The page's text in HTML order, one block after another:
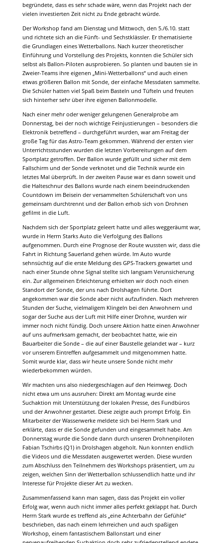
begründete, dass es sehr schade wäre, wenn das Projekt nach der
vielen investierten Zeit nicht zu Ende gebracht würde.
Der Workshop fand am Dienstag und Mittwoch, den 5./6.10. statt
und richtete sich an die Fünft- und Sechstklässler. Er thematisierte
die Grundlagen eines Wetterballons. Nach kurzer theoretischer
Einführung und Vorstellung des Projekts, konnten die Schüler sich
selbst als Ballon-Piloten ausprobieren. So planten und bauten sie in
Zweier-Teams ihre eigenen „Mini-Wetterballons“ und auch einen
etwas größeren Ballon mit Sonde, der einfache Messdaten sammelte.
Die Schüler hatten viel Spaß beim Basteln und Tüfteln und freuten
sich hinterher sehr über ihre eigenen Ballonmodelle.
Nach einer mehr oder weniger gelungenen Generalprobe am
Donnerstag, bei der noch wichtige Feinjustierungen – besonders die
Elektronik betreffend – durchgeführt wurden, war am Freitag der
große Tag für das Astro-Team gekommen. Während der ersten vier
Unterrichtsstunden wurden die letzten Vorbereitungen auf dem
Sportplatz getroffen. Der Ballon wurde gefüllt und sicher mit dem
Fallschirm und der Sonde verknotet und die Technik wurde ein
letztes Mal überprüft. In der zweiten Pause war es dann soweit und
die Halteschnur des Ballons wurde nach einem beeindruckenden
Countdown im Beisein der versammelten Schülerschaft von uns
gemeinsam durchtrennt und der Ballon erhob sich von Drohnen
gefilmt in die Luft.
Nachdem sich der Sportplatz geleert hatte und alles weggeräumt war,
wurde in Herrn Starks Auto die Verfolgung des Ballons
aufgenommen. Durch eine Prognose der Route wussten wir, dass die
Fahrt in Richtung Sauerland gehen würde. Im Auto wurde
sehnsüchtig auf die erste Meldung des GPS-Trackers gewartet und
nach einer Stunde ohne Signal stellte sich langsam Verunsicherung
ein. Zur allgemeinen Erleichterung erhielten wir doch noch einen
Standort der Sonde, der uns nach Drolshagen führte. Dort
angekommen war die Sonde aber nicht aufzufinden. Nach mehreren
Stunden der Suche, vielmaligem Klingeln bei den Anwohnern und
sogar der Suche aus der Luft mit Hilfe einer Drohne, wurden wir
immer noch nicht fündig. Doch unsere Aktion hatte einen Anwohner
auf uns aufmerksam gemacht, der beobachtet hatte, wie ein
Bauarbeiter die Sonde – die auf einer Baustelle gelandet war – kurz
vor unserem Eintreffen aufgesammelt und mitgenommen hatte.
Somit wurde klar, dass wir heute unsere Sonde nicht mehr
wiederbekommen würden.
Wir machten uns also niedergeschlagen auf den Heimweg. Doch
nicht etwa um uns ausruhen: Direkt am Montag wurde eine
Suchaktion mit Unterstützung der lokalen Presse, des Fundbüros
und der Anwohner gestartet. Diese zeigte auch prompt Erfolg. Ein
Mitarbeiter der Wasserwerke meldete sich bei Herrn Stark und
erklärte, dass er die Sonde gefunden und eingesammelt habe. Am
Donnerstag wurde die Sonde dann durch unseren Drohnenpiloten
Fabian Tschirbs (Q1) in Drolshagen abgeholt. Nun konnten endlich
die Videos und die Messdaten ausgewertet werden. Diese wurden
zum Abschluss den Teilnehmern des Workshops präsentiert, um zu
zeigen, welchen Sinn der Wetterballon schlussendlich hatte und ihr
Interesse für Projekte dieser Art zu wecken.
Zusammenfassend kann man sagen, dass das Projekt ein voller
Erfolg war, wenn auch nicht immer alles perfekt geklappt hat. Durch
Herrn Stark wurde es treffend als „eine Achterbahn der Gefühle“
beschrieben, das nach einem lehrreichen und auch spaßigen
Workshop, einem fantastischem Ballonstart und einer